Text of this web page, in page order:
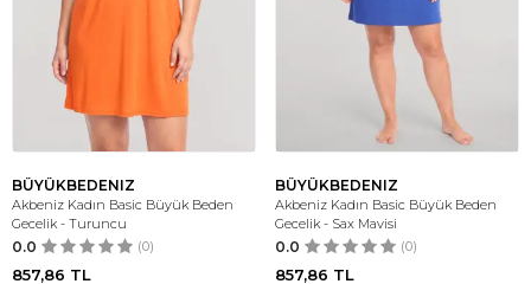
BÜYÜKBEDENIZ
Akbeniz Kadın Basic Büyük Beden
Gecelik - Turuncu
0.0 (0)
857,86 TL
BÜYÜKBEDENIZ
Akbeniz Kadın Basic Büyük Beden
Gecelik - Sax Mavisi
0.0 (0)
857,86 TL